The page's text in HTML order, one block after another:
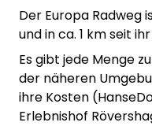
Der Europa Radweg
und in ca. 1 km seit
Es gibt jede Menge
der näheren
ihre Kosten
Erlebnishof